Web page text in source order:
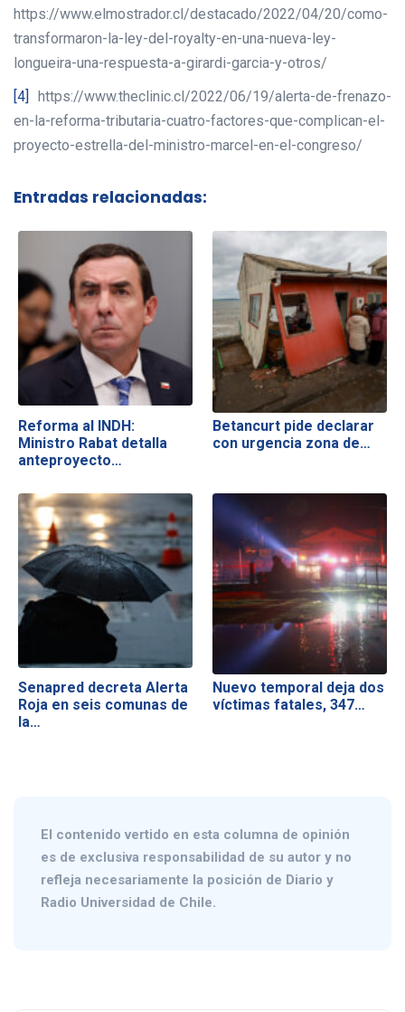
https://www.elmostrador.cl/destacado/2022/04/20/como-
transformaron-la-ley-del-royalty-en-una-nueva-ley-
longueira-una-respuesta-a-girardi-garcia-y-otros/
[4]
https://www.theclinic.cl/2022/06/19/alerta-de-frenazo-
en-la-reforma-tributaria-cuatro-factores-que-complican-el-
proyecto-estrella-del-ministro-marcel-en-el-congreso/
Entradas relacionadas:
Reforma al INDH:
Ministro Rabat detalla
anteproyecto…
Betancurt pide declarar
con urgencia zona de…
Senapred decreta Alerta
Roja en seis comunas de
la…
Nuevo temporal deja dos
víctimas fatales, 347…
El contenido vertido en esta columna de opinión
es de exclusiva responsabilidad de su autor y no
refleja necesariamente la posición de Diario y
Radio Universidad de Chile.